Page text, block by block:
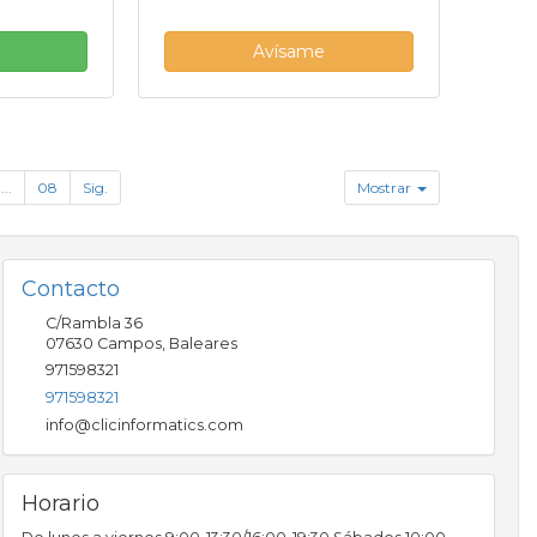
Avísame
... 08 Sig. Mostrar
Contacto
C/Rambla 36
07630 Campos, Baleares
971598321
971598321
info@clicinformatics.com
Horario